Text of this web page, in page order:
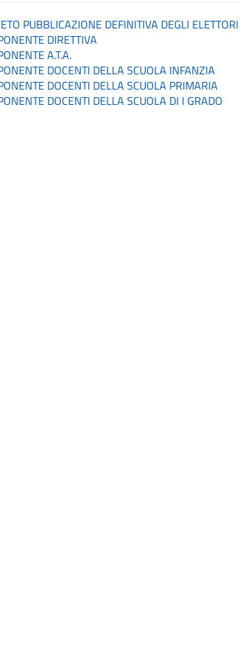
PUBBLICAZIONE DEFINITIVA DEGLI ELETTORI
DIRETTIVA
A.T.A.
DOCENTI DELLA SCUOLA INFANZIA
DOCENTI DELLA SCUOLA PRIMARIA
DOCENTI DELLA SCUOLA DI I GRADO